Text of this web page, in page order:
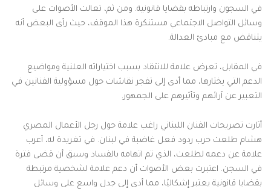
في السجون وارتباطه بقضايا قانونية. ومن ثم، تعالت الأصوات على
وسائل التواصل الاجتماعي مستنكرة هذا الموقف، حيث رأى البعض أنه
يتناقض مع مبادئ العدالة.
في المقابل، تعرض علامة للانتقاد بسبب اختياراته العلنية ومواضيع
الدعم التي يختارها، مما أدى إلى تفجر نقاشات حول مسؤولية الفنانين في
التعبير عن آرائهم وتأثيرهم على الجمهور.
أثارت تصريحات الفنان اللبناني راغب علامة حول رجل الأعمال المصري
هشام طلعت حرب ردود فعل غاضبة في لبنان. في تغريدة له، أعرب
علامة عن دعمه لطلعت، الذي تم اتهامه بالفساد وسبق أن قضى فترة
في السجن. اعتبرت بعض الأصوات أن دعم علامة لشخصية مرتبطة
بقضايا قانونية يعتبر إشكاليًا، مما أدى إلى جدل واسع على وسائل